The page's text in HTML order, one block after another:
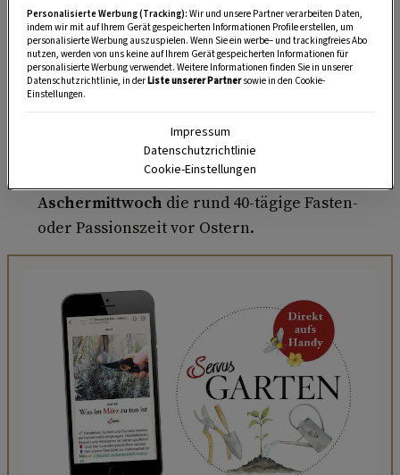
Die Bezeichnung Aschermittwoch leitet sich
von dem Brauch ab, an diesem Tag im
Gottesdienst dieAscheder verbrannten
Palmzweige des Vorjahreszu weihenund den
Gläubigen einKreuz aus dieser Ascheauf die
Stirn zu zeichnen.
Grundlegend beginnt mit dem
Aschermittwoch die rund 40-tägige Fasten-
oder Passionszeit vor Ostern.
Personalisierte Werbung (Tracking): Wir und unsere Partner verarbeiten Daten,
indem wir mit auf Ihrem Gerät gespeicherten Informationen Profile erstellen, um
personalisierte Werbung auszuspielen. Wenn Sie ein werbe– und trackingfreies Abo
nutzen, werden von uns keine auf Ihrem Gerät gespeicherten Informationen für
personalisierte Werbung verwendet. Weitere Informationen finden Sie in unserer
Datenschutzrichtlinie, in derListe unserer Partnersowie in den Cookie-
Einstellungen.
Impressum
Datenschutzrichtlinie
Cookie-Einstellungen